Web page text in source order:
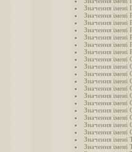
Значення імені
Значення імені
Значення імені
Значення імені
Значення імені
Значення імені
Значення імені
Значення імені
Значення імені
Значення імені
Значення імені
Значення імені
Значення імені
Значення імені
Значення імені
Значення імені
Значення імені
Значення імені
Значення імені
Значення імені